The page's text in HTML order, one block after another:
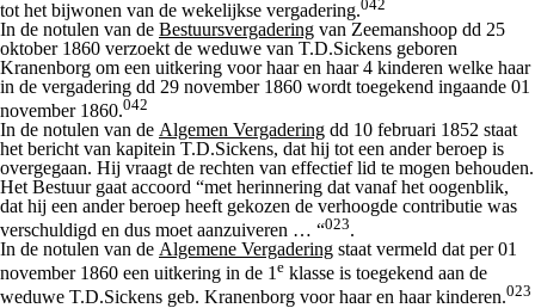
tot het bijwonen van de wekelijkse vergadering.042
In de notulen van de Bestuursvergadering van Zeemanshoop dd 25
oktober 1860 verzoekt de weduwe van T.D.Sickens geboren
Kranenborg om een uitkering voor haar en haar 4 kinderen welke haar
in de vergadering dd 29 november 1860 wordt toegekend ingaande 01
november 1860.042
In de notulen van de Algemen Vergadering dd 10 februari 1852 staat
het bericht van kapitein T.D.Sickens, dat hij tot een ander beroep is
overgegaan. Hij vraagt de rechten van effectief lid te mogen behouden.
Het Bestuur gaat accoord “met herinnering dat vanaf het oogenblik,
dat hij een ander beroep heeft gekozen de verhoogde contributie was
verschuldigd en dus moet aanzuiveren … “023.
In de notulen van de Algemene Vergadering staat vermeld dat per 01
november 1860 een uitkering in de 1 e klasse is toegekend aan de
weduwe T.D.Sickens geb. Kranenborg voor haar en haar kinderen.023